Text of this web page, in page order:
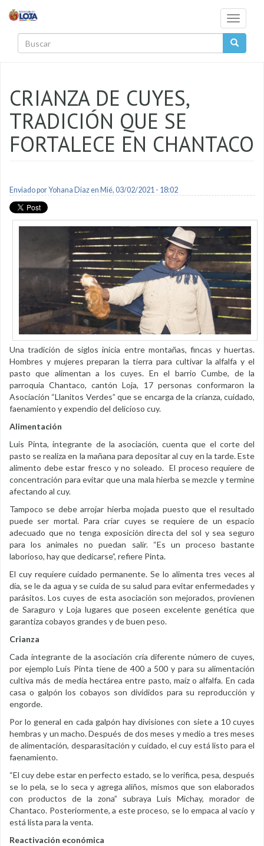
Toggle
CRIANZA DE CUYES,
TRADICIÓN QUE SE
FORTALECE EN CHANTACO
Enviado porYohana Diazen Mié, 03/02/2021 - 18:02
Una tradición de siglos inicia entre montañas, fincas y huertas.
Hombres y mujeres preparan la tierra para cultivar la alfalfa y el
pasto que alimentan a los cuyes. En el barrio Cumbe, de la
parroquia Chantaco, cantón Loja, 17 personas conformaron la
Asociación “Llanitos Verdes” que se encarga de la crianza, cuidado,
faenamiento y expendio del delicioso cuy.
Alimentación
Luis Pinta, integrante de la asociación, cuenta que el corte del
pasto se realiza en la mañana para depositar al cuy en la tarde. Este
alimento debe estar fresco y no soleado. El proceso requiere de
concentración para evitar que una mala hierba se mezcle y termine
afectando al cuy.
Tampoco se debe arrojar hierba mojada puesto que el resultado
puede ser mortal. Para criar cuyes se requiere de un espacio
adecuado que no tenga exposición directa del sol y sea seguro
para los animales no puedan salir. “Es un proceso bastante
laborioso, hay que dedicarse”, refiere Pinta.
El cuy requiere cuidado permanente. Se lo alimenta tres veces al
día, se le da agua y se cuida de su salud para evitar enfermedades y
parásitos. Los cuyes de esta asociación son mejorados, provienen
de Saraguro y Loja lugares que poseen excelente genética que
garantiza cobayos grandes y de buen peso.
Crianza
Cada integrante de la asociación cría diferente número de cuyes,
por ejemplo Luis Pinta tiene de 400 a 500 y para su alimentación
cultiva más de media hectárea entre pasto, maíz o alfalfa. En cada
casa o galpón los cobayos son divididos para su reproducción y
engorde.
Por lo general en cada galpón hay divisiones con siete a 10 cuyes
hembras y un macho. Después de dos meses y medio a tres meses
de alimentación, desparasitación y cuidado, el cuy está listo para el
faenamiento.
“El cuy debe estar en perfecto estado, se lo verifica, pesa, después
se lo pela, se lo seca y agrega aliños, mismos que son elaborados
con productos de la zona” subraya Luis Michay, morador de
Chantaco. Posteriormente, a este proceso, se lo empaca al vacío y
está lista para la venta.
Reactivación económica